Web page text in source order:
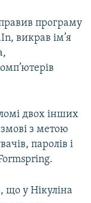
програму
викрав ім’я
двох інших
з метою
паролів і
що у Нікуліна